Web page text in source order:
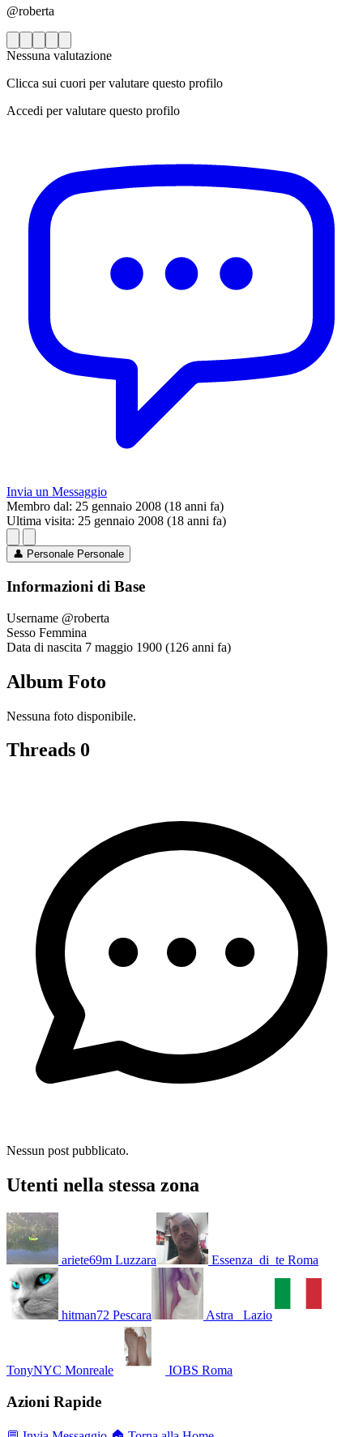
@roberta
Nessuna valutazione
Clicca sui cuori per valutare questo profilo
Accedi per valutare questo profilo
Invia un Messaggio
Membro dal: 25 gennaio 2008 (18 anni fa)
Ultima visita: 25 gennaio 2008 (18 anni fa)
👤 Personale Personale
Informazioni di Base
Username @roberta
Sesso Femmina
Data di nascita 7 maggio 1900 (126 anni fa)
Album Foto
Nessuna foto disponibile.
Threads 0
Nessun post pubblicato.
Utenti nella stessa zona
ariete69m Luzzara Essenza_di_te Roma
hitman72 Pescara Astra_ Lazio
TonyNYC Monreale IOBS Roma
Azioni Rapide